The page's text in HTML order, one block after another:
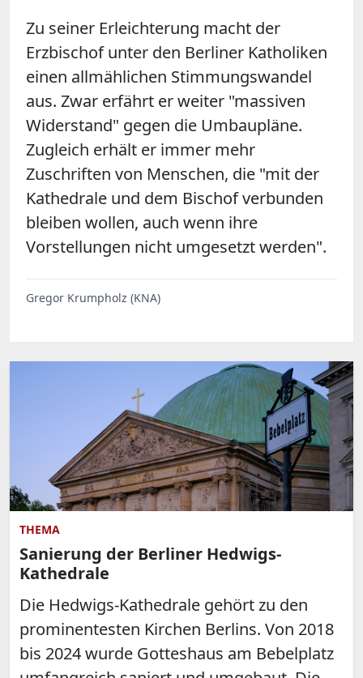
Zu seiner Erleichterung macht der
Erzbischof unter den Berliner Katholiken
einen allmählichen Stimmungswandel
aus. Zwar erfährt er weiter "massiven
Widerstand" gegen die Umbaupläne.
Zugleich erhält er immer mehr
Zuschriften von Menschen, die "mit der
Kathedrale und dem Bischof verbunden
bleiben wollen, auch wenn ihre
Vorstellungen nicht umgesetzt werden".
Gregor Krumpholz (KNA)
THEMA
Sanierung der Berliner Hedwigs-
Kathedrale
Die Hedwigs-Kathedrale gehört zu den
prominentesten Kirchen Berlins. Von 2018
bis 2024 wurde Gotteshaus am Bebelplatz